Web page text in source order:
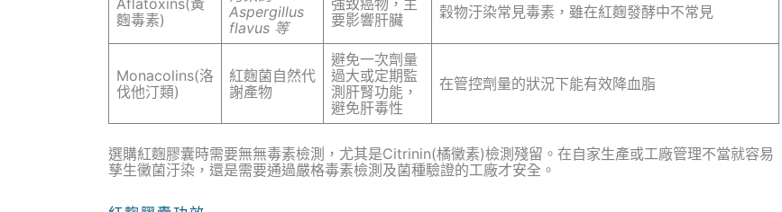
Aflatoxins(黃
麴毒素)
Aspergillus
flavus 等
強致癌物，主
要影響肝臟
穀物汙染常見毒素，雖在紅麴發酵中不常見
Monacolins(洛
伐他汀類)
紅麴菌自然代
謝產物
避免一次劑量
過大或定期監
測肝腎功能，
避免肝毒性
在管控劑量的狀況下能有效降血脂
選購紅麴膠囊時需要無無毒素檢測，尤其是Citrinin(橘黴素)檢測殘留。在自家生產或工廠管理不當就容易
孳生黴菌汙染，還是需要通過嚴格毒素檢測及菌種驗證的工廠才安全。